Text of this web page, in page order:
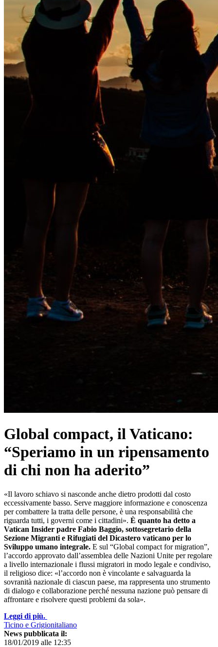
Global compact, il Vaticano:
“Speriamo in un ripensamento
di chi non ha aderito”
«Il lavoro schiavo si nasconde anche dietro prodotti dal costo
eccessivamente basso. Serve maggiore informazione e conoscenza
per combattere la tratta delle persone, è una responsabilità che
riguarda tutti, i governi come i cittadini». È quanto ha detto a
Vatican Insider padre Fabio Baggio, sottosegretario della
Sezione Migranti e Rifugiati del Dicastero vaticano per lo
Sviluppo umano integrale. E sul “Global compact for migration”,
l’accordo approvato dall’assemblea delle Nazioni Unite per regolare
a livello internazionale i flussi migratori in modo legale e condiviso,
il religioso dice: «l’accordo non è vincolante e salvaguarda la
sovranità nazionale di ciascun paese, ma rappresenta uno strumento
di dialogo e collaborazione perché nessuna nazione può pensare di
affrontare e risolvere questi problemi da sola».
Leggi di più.
Ticino e Grigionitaliano
News pubblicata il:
18/01/2019 alle 12:35